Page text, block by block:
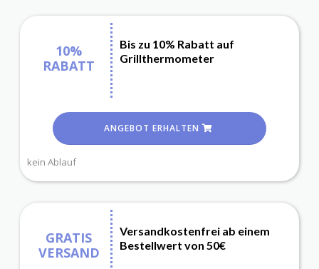
10%
RABATT
Bis zu 10% Rabatt auf
Grillthermometer
ANGEBOT ERHALTEN
kein Ablauf
GRATIS
VERSAND
Versandkostenfrei ab einem
Bestellwert von 50€